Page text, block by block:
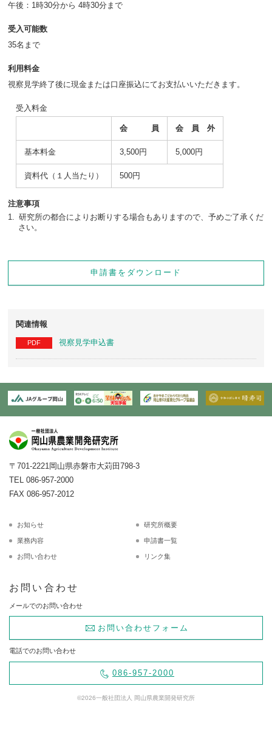
午後：1時30分から 4時30分まで
受入可能数
35名まで
利用料金
視察見学終了後に現金または口座振込にてお支払いいただきます。
受入料金
会 員 会 員 外
基本料金 3,500円 5,000円
資料代（１人当たり） 500円
注意事項
研究所の都合によりお断りする場合もありますので、予めご了承くだ
さい。
申請書をダウンロード
関連情報
PDF 視察見学申込書
〒701-2221岡山県赤磐市大苅田798-3
TEL 086-957-2000
FAX 086-957-2012
お知らせ 研究所概要
業務内容 申請書一覧
お問い合わせ リンク集
お問い合わせ
メールでのお問い合わせ
お問い合わせフォーム
電話でのお問い合わせ
086-957-2000
©2026一般社団法人 岡山県農業開発研究所